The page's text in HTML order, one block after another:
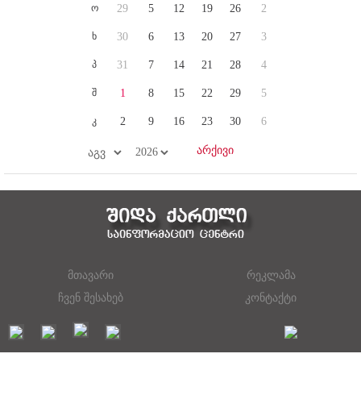
ო
ხ
პ
შ
კ
29
30
31
1
2
5
6
7
8
9
12
13
14
15
16
19
20
21
22
23
26
27
28
29
30
2
3
4
5
6
მთავარი
რეკლამა
ჩვენ შესახებ
კონტაქტი